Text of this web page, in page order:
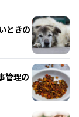
ときの
管理の